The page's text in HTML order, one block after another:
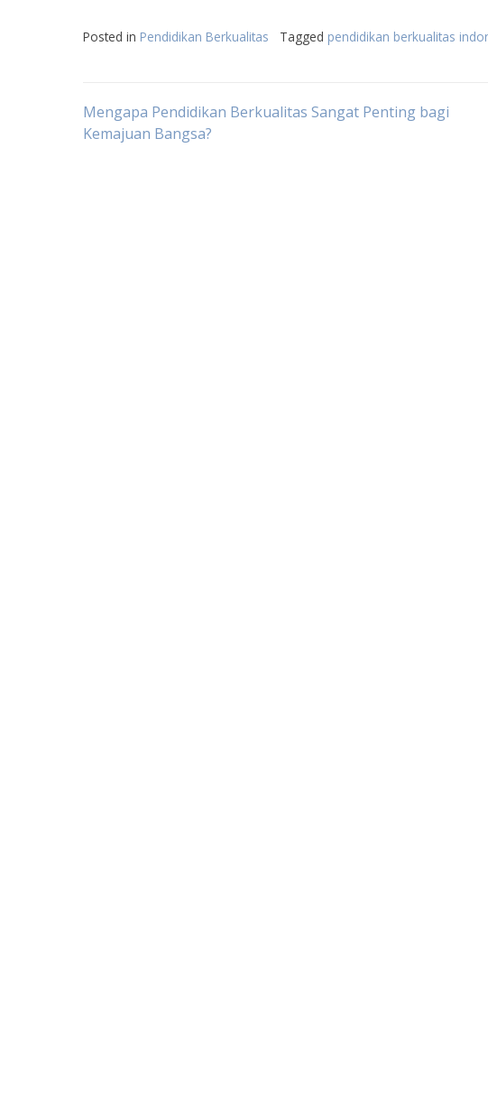
Posted in Pendidikan Berkualitas Tagged pendidikan berkualitas
Post
Mengapa Pendidikan Berkualitas Sangat Penting bagi
Kemajuan Bangsa?